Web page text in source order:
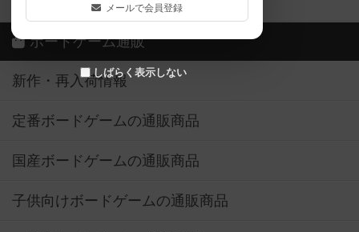
メールで会員登録
しばらく表示しない
ボードゲーム通販
新作・再入荷情報
定番ボードゲームの通販商品
国産ボードゲームの通販商品
子供向けボードゲームの通販商品